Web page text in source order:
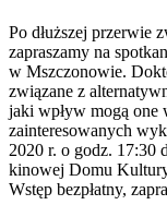
Po dłuższej przerwie
zapraszamy na
w Mszczonowie.
związane z
jaki wpływ mogą one
zainteresowanych
2020 r. o godz. 17:30
kinowej Domu
Wstęp bezpłatny,